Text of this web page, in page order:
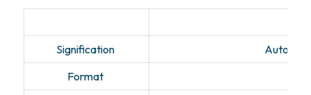
Signification
Format